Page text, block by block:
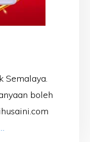
Semalaya.
boleh